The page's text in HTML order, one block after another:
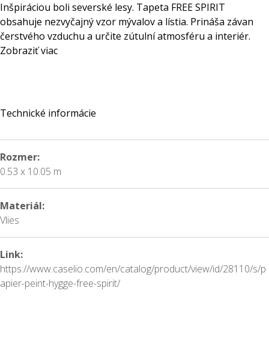
Inšpiráciou boli severské lesy. Tapeta FREE SPIRIT
obsahuje nezvyčajný vzor mývalov a lístia. Prináša závan
čerstvého vzduchu a určite zútulní atmosféru a interiér.
Zobraziť viac
Technické informácie
Rozmer:
0.53 x 10.05 m
Materiál:
Vlies
Link:
https://www.caselio.com/en/catalog/product/view/id/28110/s/p
apier-peint-hygge-free-spirit/